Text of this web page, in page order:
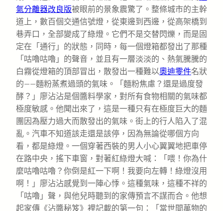
氣分離器改良版被眼前的景象震驚了。整條城市的主幹
道上，數百個交通信號燈，從東邊到西邊，從高架橋到
巷弄口，全部變成了綠燈。它們不是交替閃爍，而是固
定在「通行」的狀態，同時，每一個燈箱都發出了那種
「咕嚕咕嚕」的聲音，並且有一層淡淡的、熱氣騰騰的
白霧從燈箱的頂部冒出，散發出一種難以奧迪零件名狀
的——麵粉蒸煮過頭的氣味。「麵粉焦慮？還是過度發
酵？」廖沾沾是個醬料學家，對所有食物相關的氣味都
極度敏感。他聞出來了，這是一種只有在極度巨大的麵
團因為壓力過大而散發出的氣味。街上的行人陷入了混
亂。汽車不知道該走還是該停，因為無論從哪個方向
看，都是綠燈。一個穿著西裝的男人小心翼翼地把車停
在路中央，搖下車窗，對著紅綠燈大喊：「喂！你為什
麼咕嚕咕嚕？你倒是紅一下啊！我要向左轉！綠燈沒用
啊！」廖沾沾感覺到一陣心悸。這種氣味，這種不祥的
「咕嚕」聲，與他兒時聽到的家傳預言不謀而合。他想
起家傳《沾醬秘笈》裡記載的第一句：「當世間萬物的